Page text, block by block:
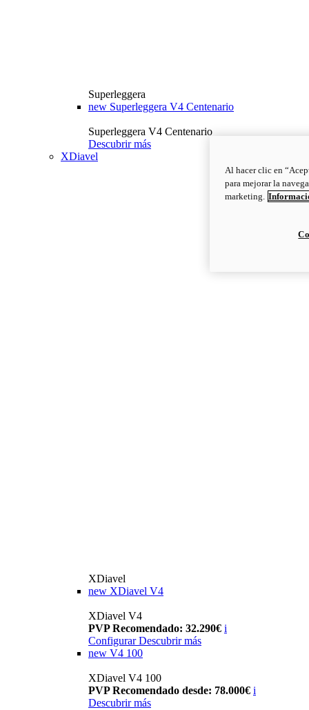
Superleggera
new Superleggera V4 Centenario
Superleggera V4 Centenario
Descubrir más
XDiavel
XDiavel
new XDiavel V4
XDiavel V4
PVP Recomendado: 32.290€ i
Configurar Descubrir más
new V4 100
XDiavel V4 100
PVP Recomendado desde: 78.000€ i
Descubrir más
Al hacer clic en
para mejorar la
marketing.